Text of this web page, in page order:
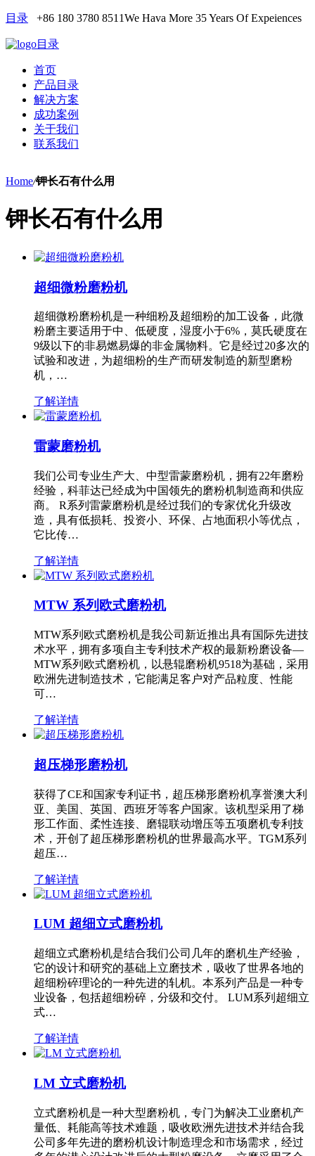
目录 +86 180 3780 8511We Hava More 35 Years Of Expeiences
目录
首页
产品目录
解决方案
成功案例
关于我们
联系我们
Home/钾长石有什么用
钾长石有什么用
超细微粉磨粉机
超细微粉磨粉机是一种细粉及超细粉的加工设备，此微
粉磨主要适用于中、低硬度，湿度小于6%，莫氏硬度在
9级以下的非易燃易爆的非金属物料。它是经过20多次的
试验和改进，为超细粉的生产而研发制造的新型磨粉
机，…
了解详情
雷蒙磨粉机
我们公司专业生产大、中型雷蒙磨粉机，拥有22年磨粉
经验，科菲达已经成为中国领先的磨粉机制造商和供应
商。 R系列雷蒙磨粉机是经过我们的专家优化升级改
造，具有低损耗、投资小、环保、占地面积小等优点，
它比传…
了解详情
MTW 系列欧式磨粉机
MTW系列欧式磨粉机是我公司新近推出具有国际先进技
术水平，拥有多项自主专利技术产权的最新粉磨设备—
MTW系列欧式磨粉机，以悬辊磨粉机9518为基础，采用
欧洲先进制造技术，它能满足客户对产品粒度、性能
可…
了解详情
超压梯形磨粉机
获得了CE和国家专利证书，超压梯形磨粉机享誉澳大利
亚、美国、英国、西班牙等客户国家。该机型采用了梯
形工作面、柔性连接、磨辊联动增压等五项磨机专利技
术，开创了超压梯形磨粉机的世界最高水平。TGM系列
超压…
了解详情
LUM 超细立式磨粉机
超细立式磨粉机是结合我们公司几年的磨机生产经验，
它的设计和研究的基础上立磨技术，吸收了世界各地的
超细粉碎理论的一种先进的轧机。本系列产品是一种专
业设备，包括超细粉碎，分级和交付。 LUM系列超细立
式…
了解详情
LM 立式磨粉机
立式磨粉机是一种大型磨粉机，专门为解决工业磨机产
量低、耗能高等技术难题，吸收欧洲先进技术并结合我
公司多年先进的磨粉机设计制造理念和市场需求，经过